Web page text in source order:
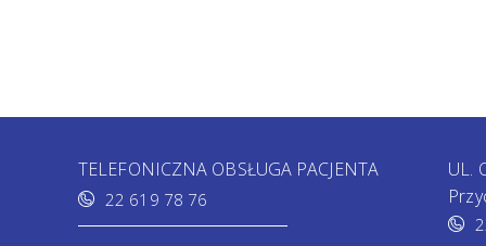
TELEFONICZNA OBSŁUGA PACJENTA
22 619 78 76
UL.